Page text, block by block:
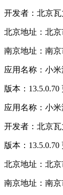
开发者：北京
北京地址：北
南京地址：南
应用名称：小
版本：13.5.0.70
应用名称：小
开发者：北京瓦
版本：13.5.0.70
北京地址：北
南京地址：南